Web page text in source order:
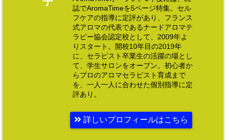
誌でAromaTimeを5ページ特集。セル
フケアの指導に定評があり、フランス
式アロマの代表であるナードアロマテ
ラピー協会認定校として、2009年よ
りスタート。開校10年目の2019年
に、セラピスト卒業生の活躍の場とし
て、学生サロンをオープン。初心者か
らプロのアロマセラピスト育成まで
を、一人一人に合わせた個別指導に定
評あり。
詳しいプロフィールはこちら